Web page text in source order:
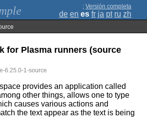
; Versión completa
de en es fr ja pt ru zh
for Plasma runners (source
6.25.0-1-source
provides an application called
other things, allows one to type
causes various actions and
the text appear as the text is being